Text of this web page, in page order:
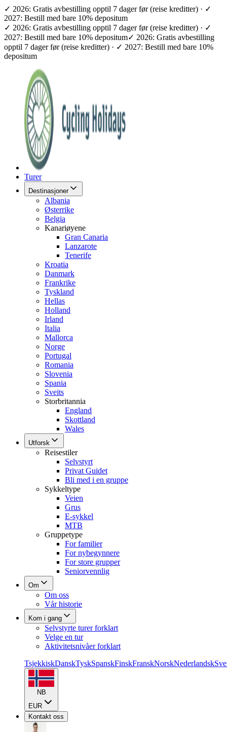
✓ 2026: Gratis avbestilling opptil 7 dager før (reise kreditter) · ✓
2027: Bestill med bare 10% depositum
✓ 2026: Gratis avbestilling opptil 7 dager før (reise kreditter) · ✓
2027: Bestill med bare 10% depositum✓ 2026: Gratis avbestilling
opptil 7 dager før (reise kreditter) · ✓ 2027: Bestill med bare 10%
depositum
Turer
Destinasjoner
Albania
Østerrike
Belgia
Kanariøyene
Gran Canaria
Lanzarote
Tenerife
Kroatia
Danmark
Frankrike
Tyskland
Hellas
Holland
Irland
Italia
Mallorca
Norge
Portugal
Romania
Slovenia
Spania
Sveits
Storbritannia
England
Skottland
Wales
Utforsk
Reisestiler
Selvstyrt
Privat Guidet
Bli med i en gruppe
Sykkeltype
Veien
Grus
E-sykkel
MTB
Gruppetype
For familier
For nybegynnere
For store grupper
Seniorvennlig
Om
Om oss
Vår historie
Kom i gang
Selvstyrte turer forklart
Velge en tur
Aktivitetsnivåer forklart
TsjekkiskDanskTyskSpanskFinskFranskNorskNederlandsk
NB
EUR
Kontakt oss